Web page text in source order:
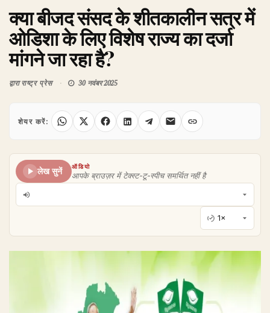
क्या बीजद संसद के शीतकालीन सत्र में
ओडिशा के लिए विशेष राज्य का दर्जा
मांगने जा रहा है?
द्वाराराष्ट्र प्रेस 30 नवंबर 2025
शेयर करें:
लेख सुनें
ऑडियो
आपके ब्राउज़र में टेक्स्ट-टू-स्पीच समर्थित नहीं है